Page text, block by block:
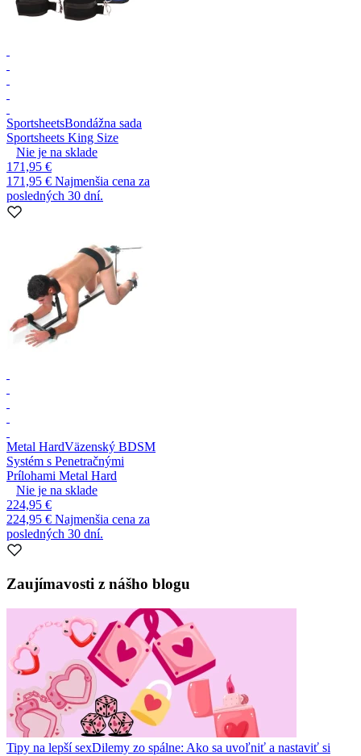
SportsheetsBondážna sada
Sportsheets King Size
Nie je na sklade
171,95 €
171,95 € Najmenšia cena za
posledných 30 dní.
Metal HardVäzenský BDSM
Systém s Penetračnými
Prílohami Metal Hard
Nie je na sklade
224,95 €
224,95 € Najmenšia cena za
posledných 30 dní.
Zaujímavosti z nášho blogu
Tipy na lepší sexDilemy zo spálne: Ako sa uvoľniť a nastaviť si